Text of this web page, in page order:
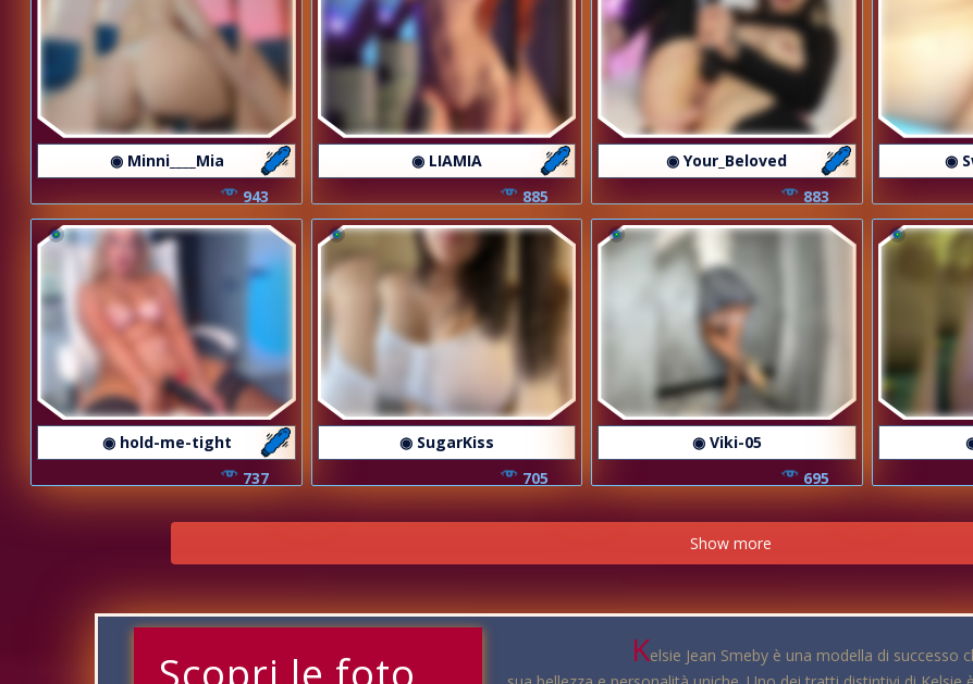
◉ Minni____Mia
943
◉ LIAMIA
885
◉ Your_Beloved
883
◉
◉ hold-me-tight
737
◉ SugarKiss
705
◉ Viki-05
695
Show more
Kelsie Jean Smeby è una modella di